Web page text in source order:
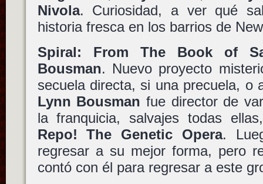
Nivola. Curiosidad, a ver qué
historia fresca en los barrios de
Spiral: From The Book of
Bousman. Nuevo proyecto
secuela directa, si una precuela, o
Lynn Bousman fue director de
la franquicia, salvajes todas
Repo! The Genetic Opera.
regresar a su mejor forma, pero
contó con él para regresar a este